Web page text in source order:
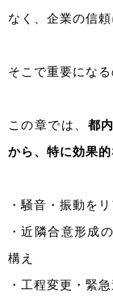
なく、企業の信
そこで重要になる
この章では、 都
から、特に効果
・騒音・振動を
・近隣合意形成
構え
・工程変更・緊